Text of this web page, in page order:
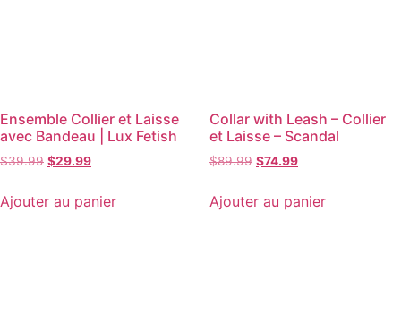
Ensemble Collier et Laisse
avec Bandeau | Lux Fetish
$39.99 $29.99
Ajouter au panier
Collar with Leash – Collier
et Laisse – Scandal
$89.99 $74.99
Ajouter au panier